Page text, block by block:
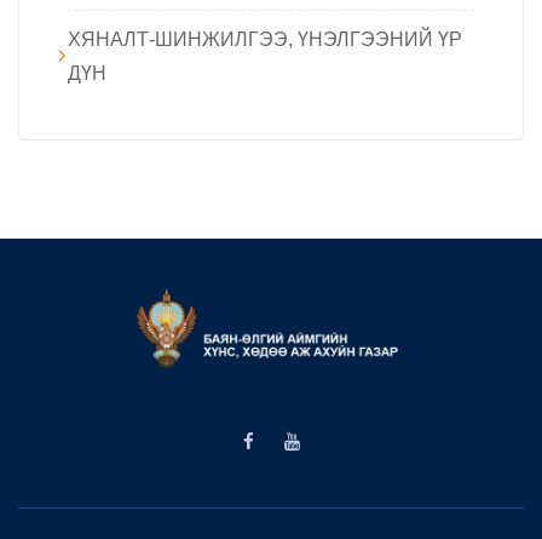
ХЯНАЛТ-ШИНЖИЛГЭЭ, ҮНЭЛГЭЭНИЙ ҮР
ДҮН